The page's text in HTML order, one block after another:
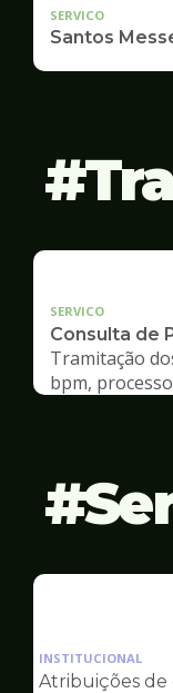
SERVICO
Santos
SERVICO
Consulta de
Tramitação
bpm,
INSTITUCIONAL
Atribuições de